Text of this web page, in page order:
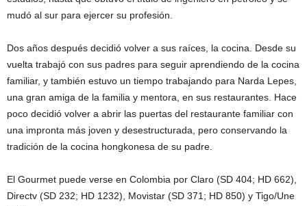
mudó al sur para ejercer su profesión.
Dos años después decidió volver a sus raíces, la cocina. Desde su
vuelta trabajó con sus padres para seguir aprendiendo de la cocina
familiar, y también estuvo un tiempo trabajando para Narda Lepes,
una gran amiga de la familia y mentora, en sus restaurantes. Hace
poco decidió volver a abrir las puertas del restaurante familiar con
una impronta más joven y desestructurada, pero conservando la
tradición de la cocina hongkonesa de su padre.
El Gourmet puede verse en Colombia por Claro (SD 404; HD 662),
Directv (SD 232; HD 1232), Movistar (SD 371; HD 850) y Tigo/Une